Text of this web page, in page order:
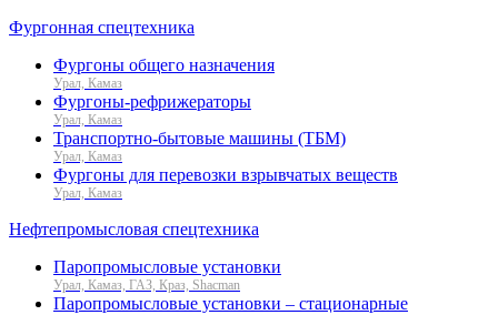
Фургонная спецтехника
Фургоны общего назначения
Урал, Камаз
Фургоны-рефрижераторы
Урал, Камаз
Транспортно-бытовые машины (ТБМ)
Урал, Камаз
Фургоны для перевозки взрывчатых веществ
Урал, Камаз
Нефтепромысловая спецтехника
Паропромысловые установки
Урал, Камаз, ГАЗ, Краз, Shacman
Паропромысловые установки – стационарные